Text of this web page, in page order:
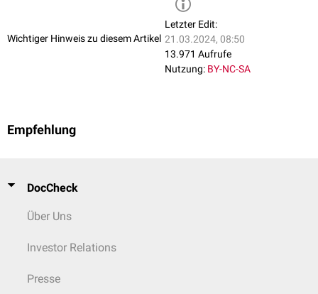
Wichtiger Hinweis zu diesem Artikel
Letzter Edit:
21.03.2024, 08:50
13.971 Aufrufe
Nutzung: BY-NC-SA
Empfehlung
DocCheck
Über Uns
Investor Relations
Presse